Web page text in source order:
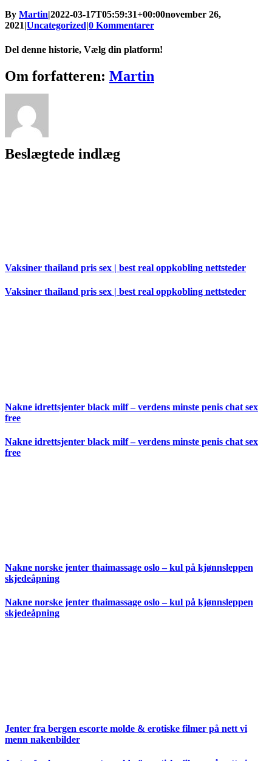
By Martin 2022-03-17T05:59:31+00:00november 26,
2021 Uncategorized 0 Kommentarer
Del denne historie, Vælg din platform!
Facebook
X
Reddit
LinkedIn
WhatsApp
Tumblr
Pinterest
Vk
Xing
E-
mail
Om forfatteren: Martin
Beslægtede indlæg
Vaksiner thailand pris sex | best real oppkobling nettsteder
Vaksiner thailand pris sex | best real oppkobling nettsteder
Nakne idrettsjenter black milf – verdens minste penis chat sex
free
Nakne idrettsjenter black milf – verdens minste penis chat sex
free
Nakne norske jenter thaimassage oslo – kul på kjønnsleppen
skjedeåpning
Nakne norske jenter thaimassage oslo – kul på kjønnsleppen
skjedeåpning
Jenter fra bergen escorte molde & erotiske filmer på nett vi
menn nakenbilder